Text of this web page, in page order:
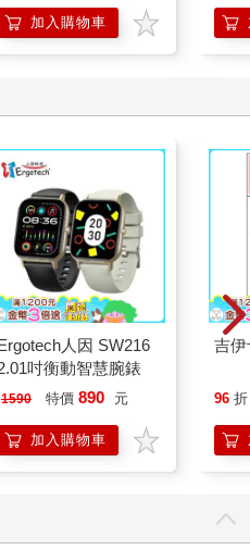
它們的人口也都只在10 萬上下
貿易或金融的交通要道上。 在
會帶來世界另一頭的新聞。例
的樣子；奧特柳斯的地圖集有
南美洲南端的火地群島（Tierra
這三個城市，提供商人、金
各樣的情報；人人都想要掌握
。有了來自世界各地的資訊、
中蓬勃的印刷產業，科學家和
也變成孕育製圖師的搖籃。舉
金融重鎮，所以亞伯拉罕．奧
種地圖，並學習格拉杜斯．麥
製圖數學，再從阿爾布雷希
彼得．布勒哲爾（Pieter Breugel
。
《蠢事照妖鏡》（The Great
像是小丑的「瘋狂腦袋」
帽邊緣是塞納河（River
小墨點與歷史上著名的巴黎街
加入購物車
Ergotech人因 SW216
吋衡動智慧腕錶
1590 特價 890 元
加入購物車
吉
96 折